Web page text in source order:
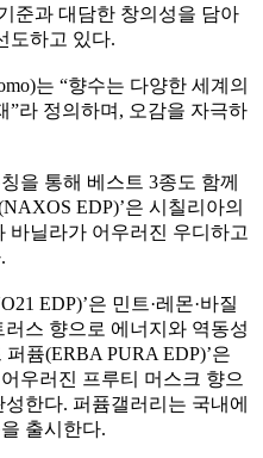
준과 대담한 창의성을 담아
도하고 있다.
는 “향수는 다양한 세계의
”라 정의하며, 오감을 자극하
을 통해 베스트 3종도 함께
EDP)’은 시칠리아의
바닐라가 어우러진 우디하고
EDP)’은 민트·레몬·바질
스 향으로 에너지와 역동성
퓸(ERBA PURA EDP)’은
우러진 프루티 머스크 향으
한다. 퍼퓸갤러리는 국내에
출시한다.